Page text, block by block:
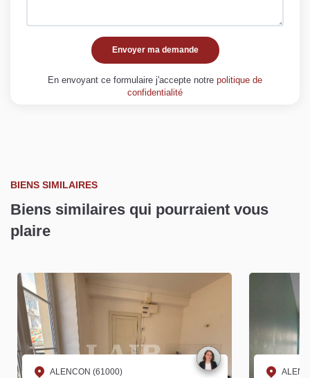
Envoyer ma demande
En envoyant ce formulaire j'accepte notre politique de
confidentialité
BIENS SIMILAIRES
Biens similaires qui pourraient vous
plaire
ALENCON (61000)